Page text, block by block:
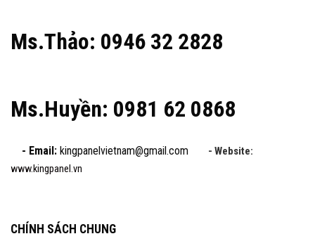
Ms.Thảo: 0946 32 2828
Ms.Huyền: 0981 62 0868
- Email: kingpanelvietnam@gmail.com - Website:
www.kingpanel.vn
CHÍNH SÁCH CHUNG